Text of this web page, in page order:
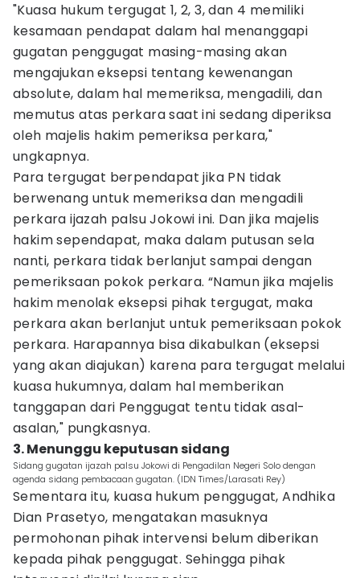
"Kuasa hukum tergugat 1, 2, 3, dan 4 memiliki
kesamaan pendapat dalam hal menanggapi
gugatan penggugat masing-masing akan
mengajukan eksepsi tentang kewenangan
absolute, dalam hal memeriksa, mengadili, dan
memutus atas perkara saat ini sedang diperiksa
oleh majelis hakim pemeriksa perkara,"
ungkapnya.
Para tergugat berpendapat jika PN tidak
berwenang untuk memeriksa dan mengadili
perkara ijazah palsu Jokowi ini. Dan jika majelis
hakim sependapat, maka dalam putusan sela
nanti, perkara tidak berlanjut sampai dengan
pemeriksaan pokok perkara. “Namun jika majelis
hakim menolak eksepsi pihak tergugat, maka
perkara akan berlanjut untuk pemeriksaan pokok
perkara. Harapannya bisa dikabulkan (eksepsi
yang akan diajukan) karena para tergugat melalui
kuasa hukumnya, dalam hal memberikan
tanggapan dari Penggugat tentu tidak asal-
asalan," pungkasnya.
3. Menunggu keputusan sidang
Sidang gugatan ijazah palsu Jokowi di Pengadilan Negeri Solo dengan
agenda sidang pembacaan gugatan. (IDN Times/Larasati Rey)
Sementara itu, kuasa hukum penggugat, Andhika
Dian Prasetyo, mengatakan masuknya
permohonan pihak intervensi belum diberikan
kepada pihak penggugat. Sehingga pihak